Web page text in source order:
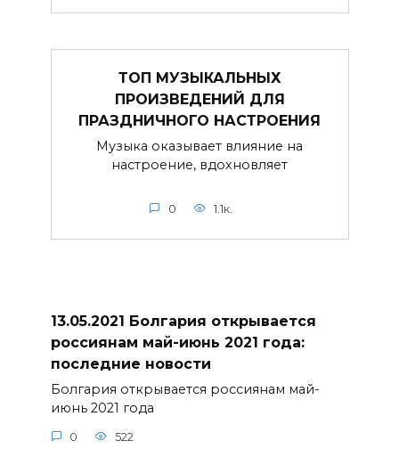
ТОП МУЗЫКАЛЬНЫХ
ПРОИЗВЕДЕНИЙ ДЛЯ
ПРАЗДНИЧНОГО НАСТРОЕНИЯ
Музыка оказывает влияние на
настроение, вдохновляет
0 1.1к.
13.05.2021 Болгария открывается
россиянам май-июнь 2021 года:
последние новости
Болгария открывается россиянам май-
июнь 2021 года
0 522